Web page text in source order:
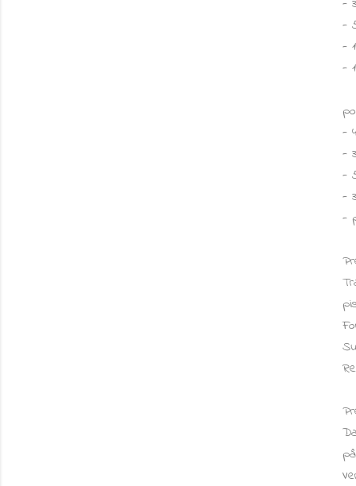
-
-
-
-
-
-
-
-
-